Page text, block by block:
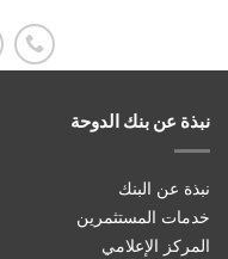
نبذة عن بنك الدوحة
نبذة عن البنك
خدمات المستثمرين
المركز الإعلامي